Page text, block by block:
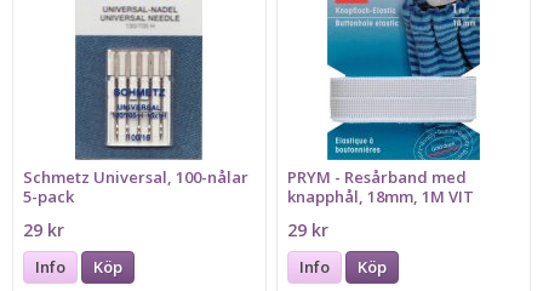
Schmetz Universal, 100-nålar
5-pack
29 kr
Info Köp
PRYM - Resårband med
knapphål, 18mm, 1M VIT
29 kr
Info Köp